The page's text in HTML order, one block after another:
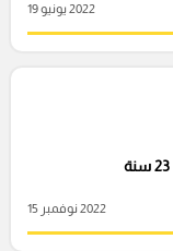
2022 يونيو 19
2022 نوفمبر 15